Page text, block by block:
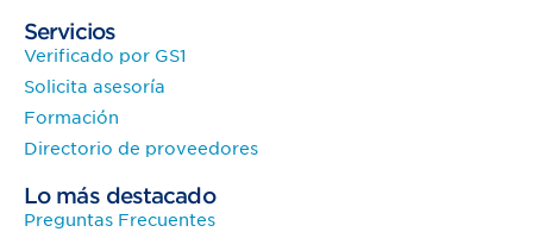
Servicios
Verificado por GS1
Solicita asesoría
Formación
Directorio de proveedores
Lo más destacado
Preguntas Frecuentes